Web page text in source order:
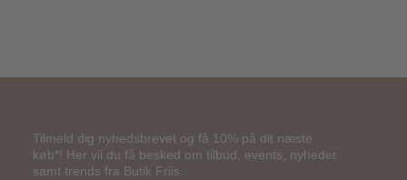
Tilmeld dig nyhedsbrevet og få 10% på dit næste
køb*! Her vil du få besked om tilbud, events, nyheder
samt trends fra Butik Friis.